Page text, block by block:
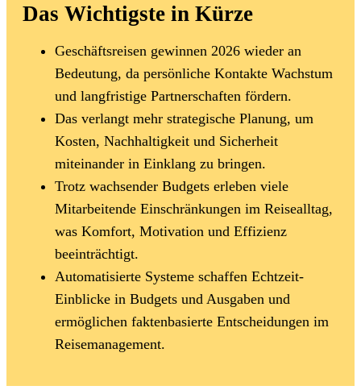
Das Wichtigste in Kürze
Geschäftsreisen gewinnen 2026 wieder an
Bedeutung, da persönliche Kontakte Wachstum
und langfristige Partnerschaften fördern.
Das verlangt mehr strategische Planung, um
Kosten, Nachhaltigkeit und Sicherheit
miteinander in Einklang zu bringen.
Trotz wachsender Budgets erleben viele
Mitarbeitende Einschränkungen im Reisealltag,
was Komfort, Motivation und Effizienz
beeinträchtigt.
Automatisierte Systeme schaffen Echtzeit-
Einblicke in Budgets und Ausgaben und
ermöglichen faktenbasierte Entscheidungen im
Reisemanagement.